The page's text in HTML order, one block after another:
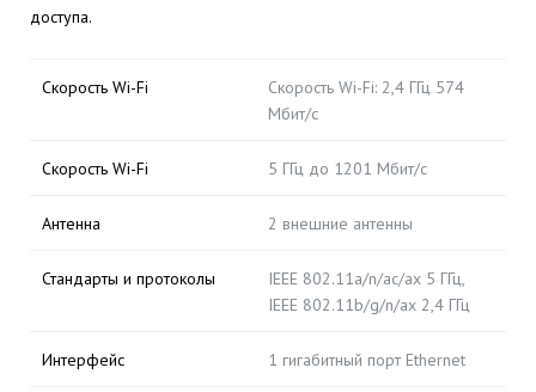
доступа.
Скорость Wi-Fi
Скорость Wi-Fi: 2,4 ГГц 574
Мбит/с
Скорость Wi-Fi 5 ГГц до 1201 Мбит/с
Антенна 2 внешние антенны
Стандарты и протоколы
IEEE 802.11a/n/ac/ax 5 ГГц,
IEEE 802.11b/g/n/ax 2,4 ГГц
Интерфейс 1 гигабитный порт Ethernet